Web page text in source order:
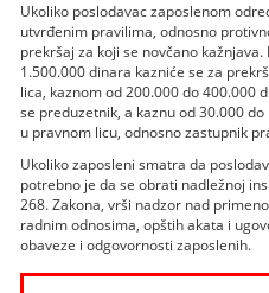
Ukoliko poslodavac zaposlenom
utvrđenim pravilima, odnosno
prekršaj za koji se novčano
1.500.000 dinara kazniće se za
lica, kaznom od 200.000 do 400.000
se preduzetnik, a kaznu od 30.000
u pravnom licu, odnosno zastupnik
Ukoliko zaposleni smatra da
potrebno je da se obrati nadležnoj
268. Zakona, vrši nadzor nad
radnim odnosima, opštih akata i
obaveze i odgovornosti zaposlenih.